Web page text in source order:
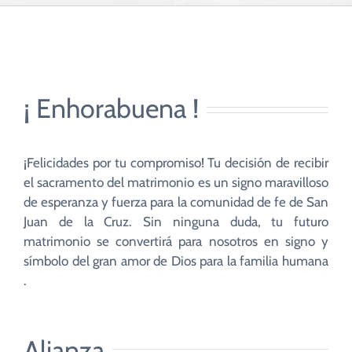
CUIDADO PASTORAL
COMUNITARIOS
CAMPUS
COLABORA
¡ Enhorabuena !
¡Felicidades por tu compromiso! Tu decisión de recibir
el sacramento del matrimonio es un signo maravilloso
de esperanza y fuerza para la comunidad de fe de San
Juan de la Cruz. Sin ninguna duda, tu futuro
matrimonio se convertirá para nosotros en signo y
símbolo del gran amor de Dios para la familia humana
.